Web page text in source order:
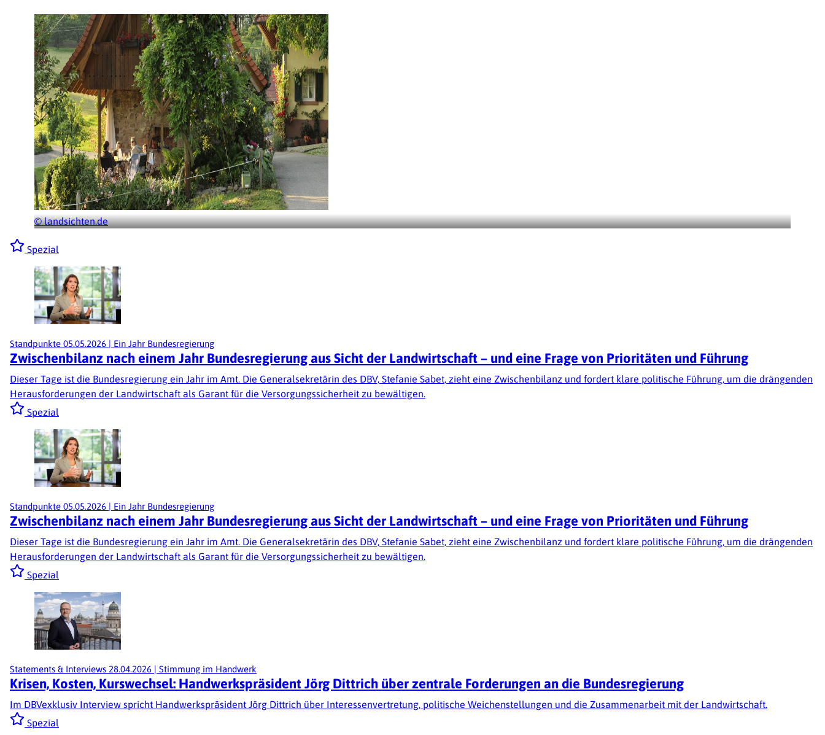
© landsichten.de
Spezial
Standpunkte 05.05.2026 | Ein Jahr Bundesregierung
Zwischenbilanz nach einem Jahr Bundesregierung aus Sicht der Landwirtschaft – und eine Frage von Prioritäten und Führung
Dieser Tage ist die Bundesregierung ein Jahr im Amt. Die Generalsekretärin des DBV, Stefanie Sabet, zieht eine Zwischenbilanz und fordert klare politische Führung, um die drängenden
Herausforderungen der Landwirtschaft als Garant für die Versorgungssicherheit zu bewältigen.
Spezial
Standpunkte 05.05.2026 | Ein Jahr Bundesregierung
Zwischenbilanz nach einem Jahr Bundesregierung aus Sicht der Landwirtschaft – und eine Frage von Prioritäten und Führung
Dieser Tage ist die Bundesregierung ein Jahr im Amt. Die Generalsekretärin des DBV, Stefanie Sabet, zieht eine Zwischenbilanz und fordert klare politische Führung, um die drängenden
Herausforderungen der Landwirtschaft als Garant für die Versorgungssicherheit zu bewältigen.
Spezial
Statements & Interviews 28.04.2026 | Stimmung im Handwerk
Krisen, Kosten, Kurswechsel: Handwerkspräsident Jörg Dittrich über zentrale Forderungen an die Bundesregierung
Im DBVexklusiv Interview spricht Handwerkspräsident Jörg Dittrich über Interessenvertretung, politische Weichenstellungen und die Zusammenarbeit mit der Landwirtschaft.
Spezial